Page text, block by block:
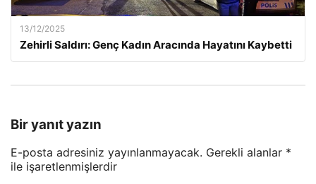
13/12/2025
Zehirli Saldırı: Genç Kadın Aracında Hayatını Kaybetti
Bir yanıt yazın
E-posta adresiniz yayınlanmayacak. Gerekli alanlar *
ile işaretlenmişlerdir